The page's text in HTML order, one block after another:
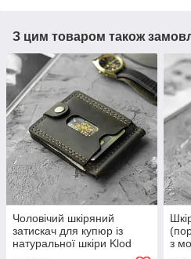
З цим товаром також
Чоловічий шкіряний
затискач для купюр із
натуральної шкіри Klod
коричневої ручної роботи.
з